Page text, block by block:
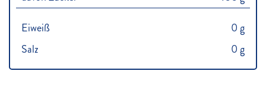
Eiweiß
0 g
Salz
0 g